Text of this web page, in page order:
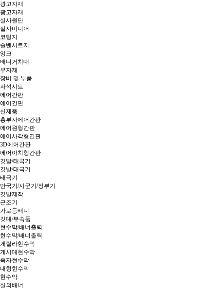
광고자재
광고자재
실사원단
실사미디어
코팅지
솔벤시트지
잉크
배너거치대
부자재
장비 및 부품
자석시트
에어간판
에어간판
신제품
흥부자에어간판
에어원형간판
에어사각형간판
3D에어간판
에어아치형간판
깃발/태극기
깃발/태극기
태극기
만국기/시군기/정부기
깃발제작
근조기
가로등배너
깃대/부속품
현수막/배너출력
현수막/배너출력
게릴라현수막
게시대현수막
족자현수막
대형현수막
현수막
실외배너